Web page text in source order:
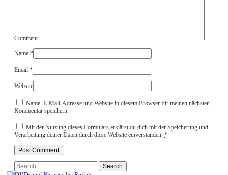
Comment
Name *
Email *
Website
Name, E-Mail-Adresse und Website in diesem Browser für meinen nächsten
Kommentar speichern.
Mit der Nutzung dieses Formulars erklärst du dich mit der Speicherung und
Verarbeitung deiner Daten durch diese Website einverstanden. *